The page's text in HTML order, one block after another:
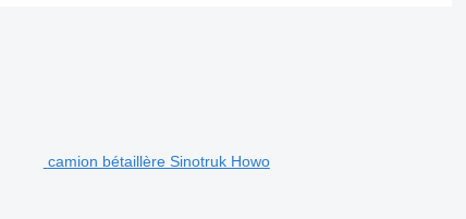
camion bétaillère Sinotruk Howo